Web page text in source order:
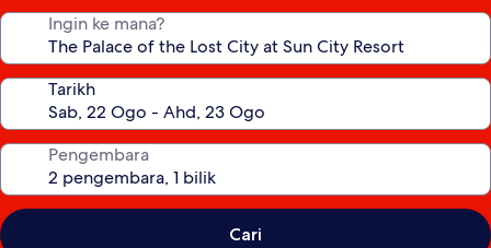
Ingin ke mana?
Tarikh
Pengembara
Cari